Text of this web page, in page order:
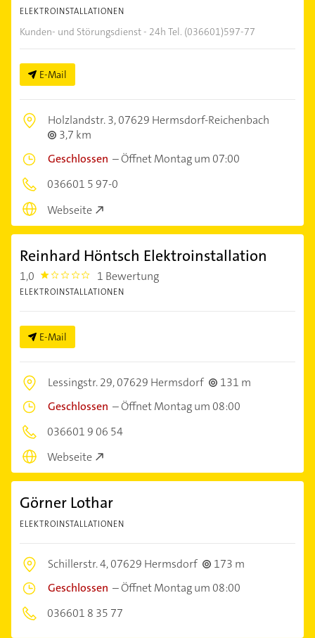
ELEKTROINSTALLATIONEN
Kunden- und Störungsdienst - 24h Tel. (036601)597-77
E-Mail
Holzlandstr. 3,07629 Hermsdorf-Reichenbach
3,7 km
Geschlossen –Öffnet Montag um 07:00
036601 5 97-0
Webseite
Reinhard Höntsch Elektroinstallation
1,0 1.0 1 Bewertung
ELEKTROINSTALLATIONEN
E-Mail
Lessingstr. 29,07629 Hermsdorf
131 m
Geschlossen –Öffnet Montag um 08:00
036601 9 06 54
Webseite
Görner Lothar
ELEKTROINSTALLATIONEN
Schillerstr. 4,07629 Hermsdorf
173 m
Geschlossen –Öffnet Montag um 08:00
036601 8 35 77